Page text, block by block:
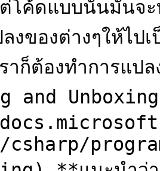
โค้ดแบบนั้นมันจ
ลงของต่างๆให้
ก็ต้องทำการแปล
and